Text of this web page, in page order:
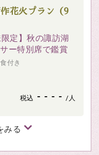
花火プラン（9
限定】秋の諏訪湖
ー特別席で鑑賞
付き
税込 - - - - /人
みる